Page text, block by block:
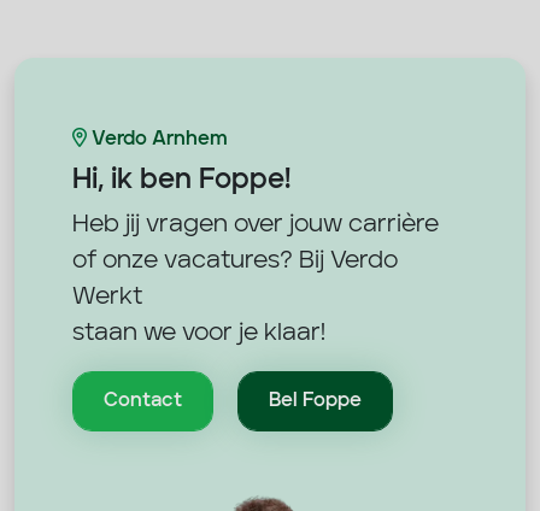
Verdo Arnhem
Hi, ik ben Foppe!
Heb jij vragen over jouw carrière
of onze vacatures? Bij Verdo
Werkt
staan we voor je klaar!
Contact Bel Foppe